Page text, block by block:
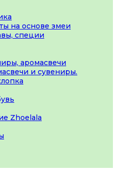
на основе змеи
специи
аромасвечи
и сувениры.
Zhoelala